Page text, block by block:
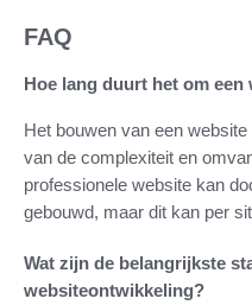
FAQ
Hoe lang duurt het om
Het bouwen van een
van de complexiteit en
professionele website kan
gebouwd, maar dit kan per
Wat zijn de belangrijkste
websiteontwikkeling?